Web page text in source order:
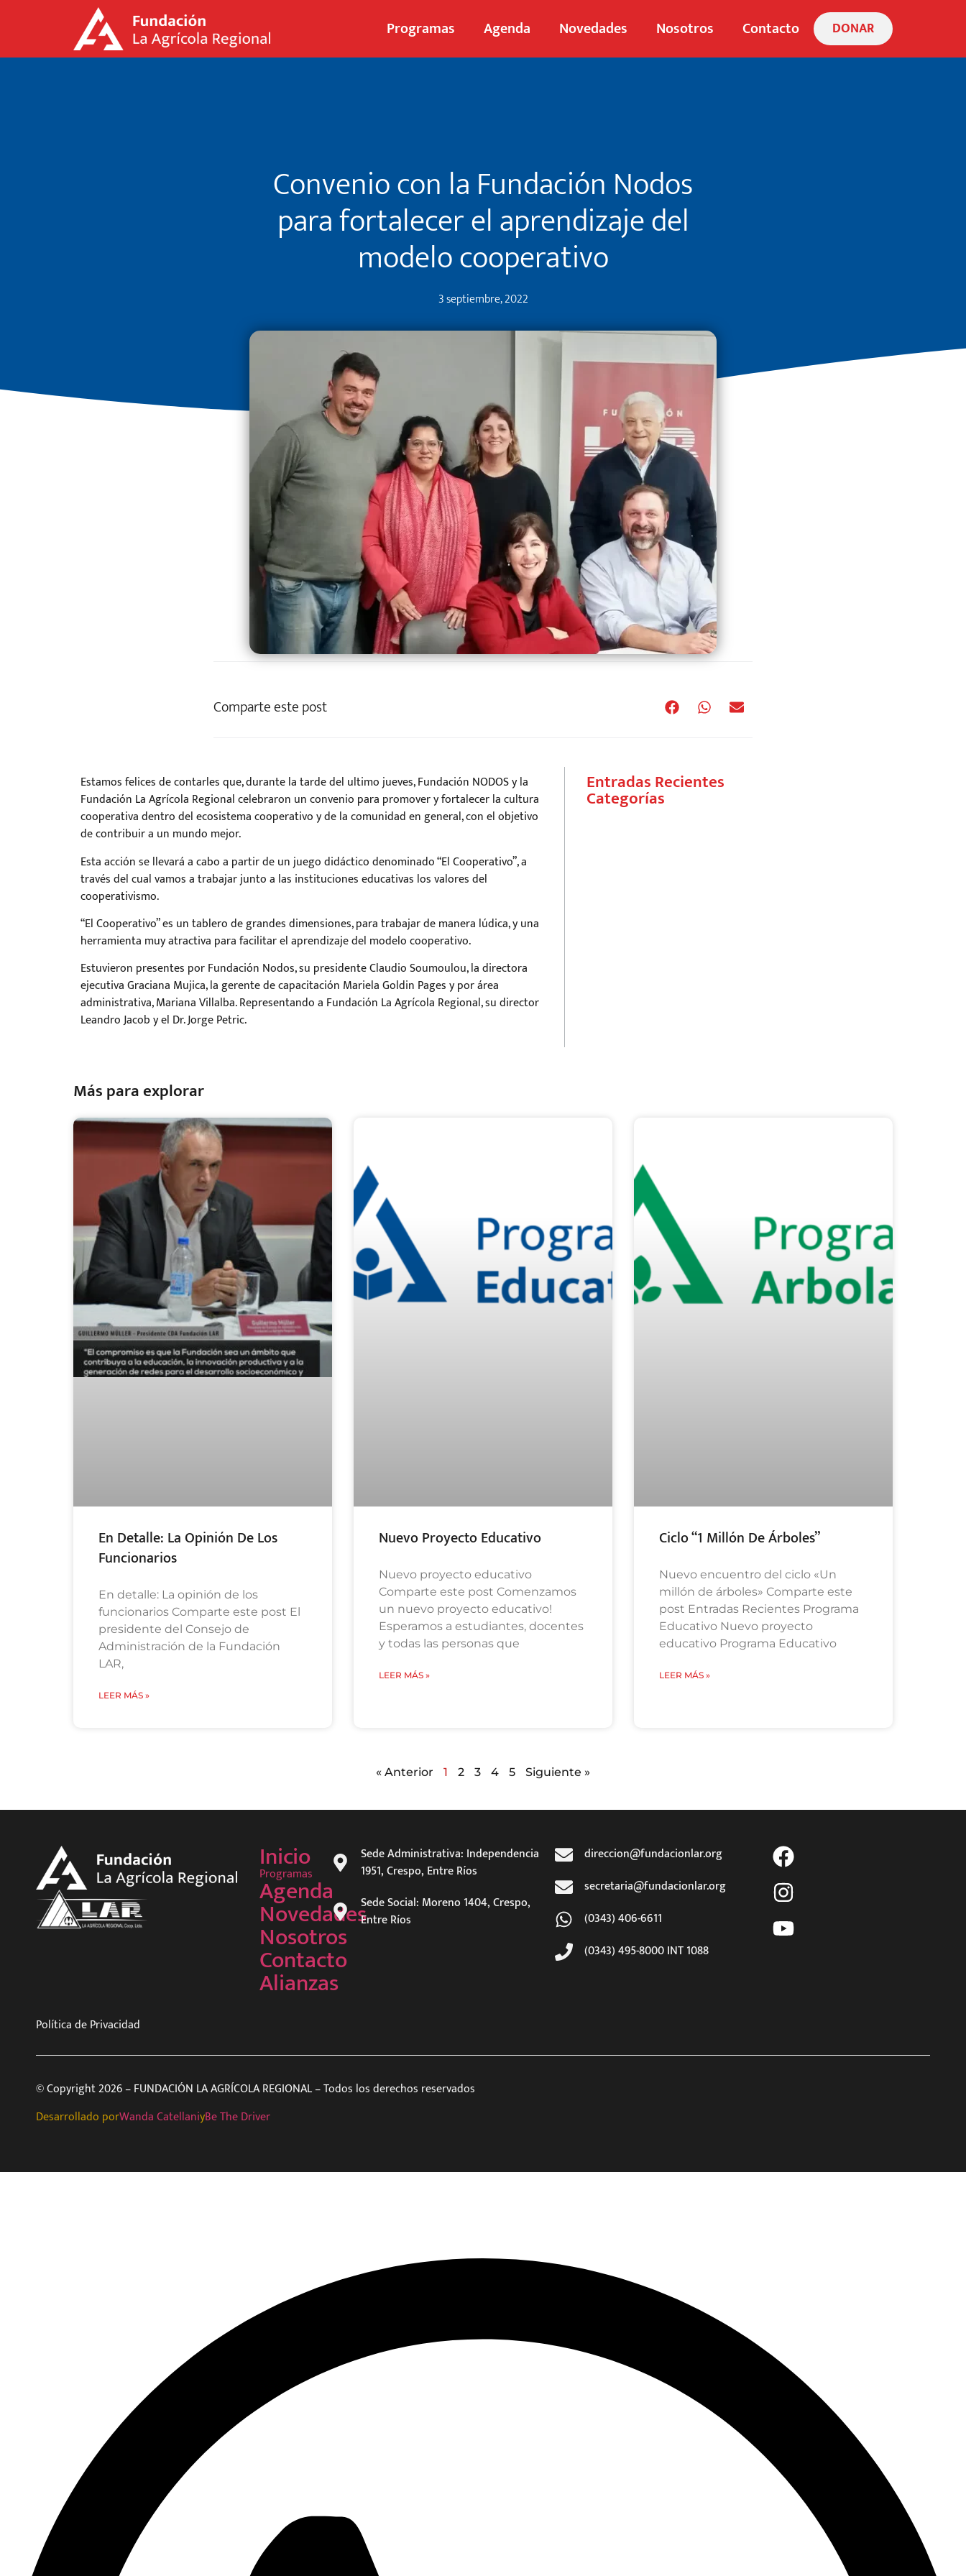
Programas Agenda Novedades Nosotros Contacto DONAR
Convenio con la Fundación Nodos
para fortalecer el aprendizaje del
modelo cooperativo
3 septiembre, 2022
Comparte este post
Estamos felices de contarles que, durante la tarde del ultimo jueves, Fundación NODOS y la
Fundación La Agrícola Regional celebraron un convenio para promover y fortalecer la cultura
cooperativa dentro del ecosistema cooperativo y de la comunidad en general, con el objetivo
de contribuir a un mundo mejor.
Esta acción se llevará a cabo a partir de un juego didáctico denominado “El Cooperativo”, a
través del cual vamos a trabajar junto a las instituciones educativas los valores del
cooperativismo.
“El Cooperativo” es un tablero de grandes dimensiones, para trabajar de manera lúdica, y una
herramienta muy atractiva para facilitar el aprendizaje del modelo cooperativo.
Estuvieron presentes por Fundación Nodos, su presidente Claudio Soumoulou, la directora
ejecutiva Graciana Mujica, la gerente de capacitación Mariela Goldin Pages y por área
administrativa, Mariana Villalba. Representando a Fundación La Agrícola Regional, su director
Leandro Jacob y el Dr. Jorge Petric.
Entradas Recientes
Categorías
Más para explorar
En Detalle: La Opinión De Los
Funcionarios
En detalle: La opinión de los
funcionarios Comparte este post El
presidente del Consejo de
Administración de la Fundación
LAR,
LEER MÁS »
Nuevo Proyecto Educativo
Nuevo proyecto educativo
Comparte este post Comenzamos
un nuevo proyecto educativo!
Esperamos a estudiantes, docentes
y todas las personas que
LEER MÁS »
Ciclo “1 Millón De Árboles”
Nuevo encuentro del ciclo «Un
millón de árboles» Comparte este
post Entradas Recientes Programa
Educativo Nuevo proyecto
educativo Programa Educativo
LEER MÁS »
« Anterior 1 2 3 4 5 Siguiente »
Inicio
Programas
Agenda
Novedades
Nosotros
Contacto
Alianzas
Sede Administrativa: Independencia
1951, Crespo, Entre Ríos
Sede Social: Moreno 1404, Crespo,
Entre Ríos
direccion@fundacionlar.org
secretaria@fundacionlar.org
(0343) 406-6611
(0343) 495-8000 INT 1088
Política de Privacidad
© Copyright 2026 – FUNDACIÓN LA AGRÍCOLA REGIONAL – Todos los derechos reservados
Desarrollado porWanda CatellaniyBe The Driver